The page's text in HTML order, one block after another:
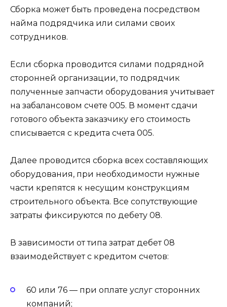
Сборка может быть проведена посредством
найма подрядчика или силами своих
сотрудников.
Если сборка проводится силами подрядной
сторонней организации, то подрядчик
полученные запчасти оборудования учитывает
на забалансовом счете 005. В момент сдачи
готового объекта заказчику его стоимость
списывается с кредита счета 005.
Далее проводится сборка всех составляющих
оборудования, при необходимости нужные
части крепятся к несущим конструкциям
строительного объекта. Все сопутствующие
затраты фиксируются по дебету 08.
В зависимости от типа затрат дебет 08
взаимодействует с кредитом счетов:
60 или 76 — при оплате услуг сторонних
компаний;